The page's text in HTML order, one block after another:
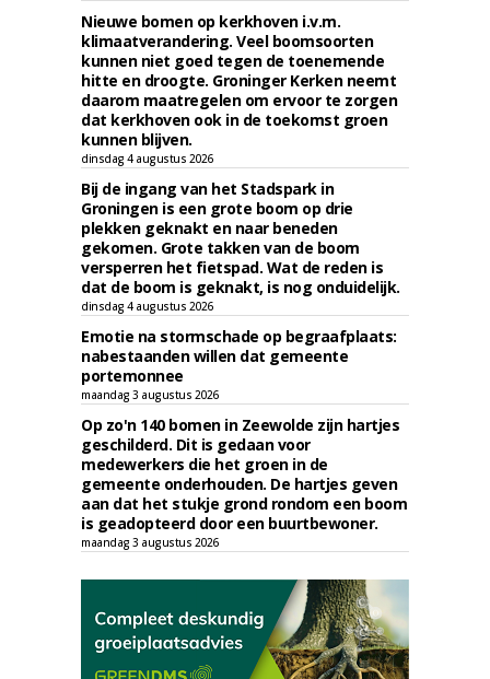
Nieuwe bomen op kerkhoven i.v.m.
klimaatverandering. Veel boomsoorten
kunnen niet goed tegen de toenemende
hitte en droogte. Groninger Kerken neemt
daarom maatregelen om ervoor te zorgen
dat kerkhoven ook in de toekomst groen
kunnen blijven.
dinsdag 4 augustus 2026
Bij de ingang van het Stadspark in
Groningen is een grote boom op drie
plekken geknakt en naar beneden
gekomen. Grote takken van de boom
versperren het fietspad. Wat de reden is
dat de boom is geknakt, is nog onduidelijk.
dinsdag 4 augustus 2026
Emotie na stormschade op begraafplaats:
nabestaanden willen dat gemeente
portemonnee
maandag 3 augustus 2026
Op zo'n 140 bomen in Zeewolde zijn hartjes
geschilderd. Dit is gedaan voor
medewerkers die het groen in de
gemeente onderhouden. De hartjes geven
aan dat het stukje grond rondom een boom
is geadopteerd door een buurtbewoner.
maandag 3 augustus 2026